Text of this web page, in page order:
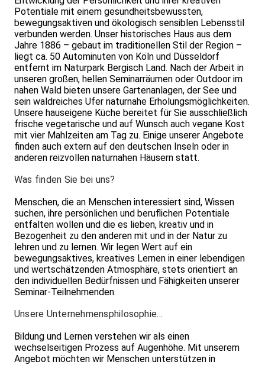
Potentiale mit einem gesundheitsbewussten,
bewegungsaktiven und ökologisch sensiblen Lebensstil
verbunden werden. Unser historisches Haus aus dem
Jahre 1886 – gebaut im traditionellen Stil der Region –
liegt ca. 50 Autominuten von Köln und Düsseldorf
entfernt im Naturpark Bergisch Land. Nach der Arbeit in
unseren großen, hellen Seminarräumen oder Outdoor im
nahen Wald bieten unsere Gartenanlagen, der See und
sein waldreiches Ufer naturnahe Erholungsmöglichkeiten.
Unsere hauseigene Küche bereitet für Sie ausschließlich
frische vegetarische und auf Wunsch auch vegane Kost
mit vier Mahlzeiten am Tag zu. Einige unserer Angebote
finden auch extern auf den deutschen Inseln oder in
anderen reizvollen naturnahen Häusern statt.
Was finden Sie bei uns?
Menschen, die an Menschen interessiert sind, Wissen
suchen, ihre persönlichen und beruflichen Potentiale
entfalten wollen und die es lieben, kreativ und in
Bezogenheit zu den anderen mit und in der Natur zu
lehren und zu lernen. Wir legen Wert auf ein
bewegungsaktives, kreatives Lernen in einer leben­digen
und wertschätzenden Atmosphäre, stets orientiert an
den individuellen Bedürfnissen und Fähigkeiten unserer
Seminar-Teilnehmenden.
Unsere Unternehmensphilosophie…
Bildung und Lernen verstehen wir als einen
wechselseitigen Prozess auf Augenhöhe. Mit unserem
Angebot möchten wir Menschen unterstützen in